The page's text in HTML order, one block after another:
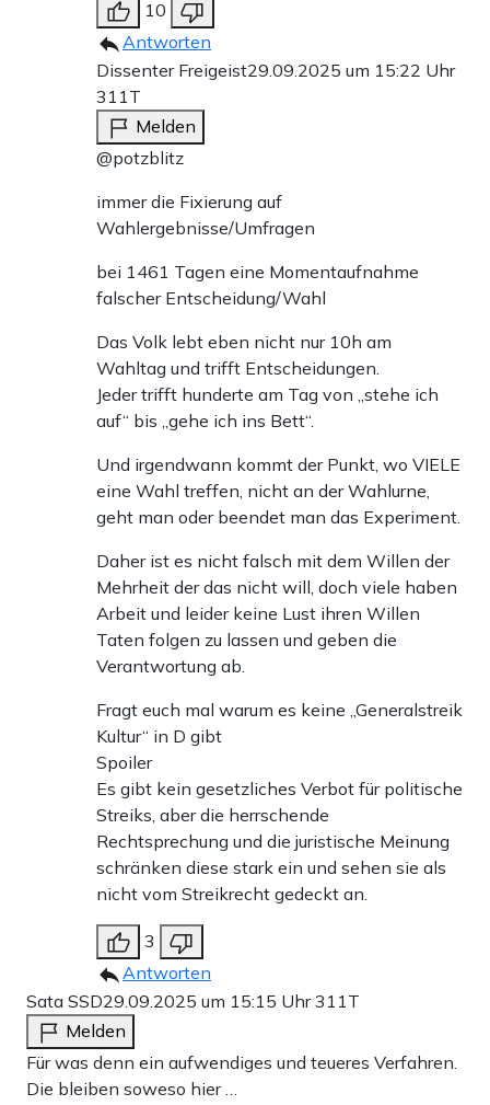
10
Antworten
Dissenter Freigeist29.09.2025 um 15:22 Uhr
311T
Melden
@potzblitz
immer die Fixierung auf
Wahlergebnisse/Umfragen
bei 1461 Tagen eine Momentaufnahme
falscher Entscheidung/Wahl
Das Volk lebt eben nicht nur 10h am
Wahltag und trifft Entscheidungen.
Jeder trifft hunderte am Tag von „stehe ich
auf“ bis „gehe ich ins Bett“.
Und irgendwann kommt der Punkt, wo VIELE
eine Wahl treffen, nicht an der Wahlurne,
geht man oder beendet man das Experiment.
Daher ist es nicht falsch mit dem Willen der
Mehrheit der das nicht will, doch viele haben
Arbeit und leider keine Lust ihren Willen
Taten folgen zu lassen und geben die
Verantwortung ab.
Fragt euch mal warum es keine „Generalstreik
Kultur“ in D gibt
Spoiler
Es gibt kein gesetzliches Verbot für politische
Streiks, aber die herrschende
Rechtsprechung und die juristische Meinung
schränken diese stark ein und sehen sie als
nicht vom Streikrecht gedeckt an.
3
Antworten
Sata SSD29.09.2025 um 15:15 Uhr311T
Melden
Für was denn ein aufwendiges und teueres Verfahren.
Die bleiben soweso hier …